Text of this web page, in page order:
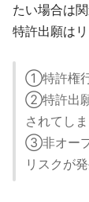
たい場合は
特許出願はリ
①特許権
②特許出願
されてしま
③非オープ
リスクが